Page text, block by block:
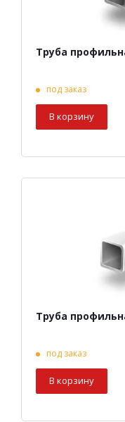
Труба
под заказ
В корзину
Труба
под заказ
В корзину